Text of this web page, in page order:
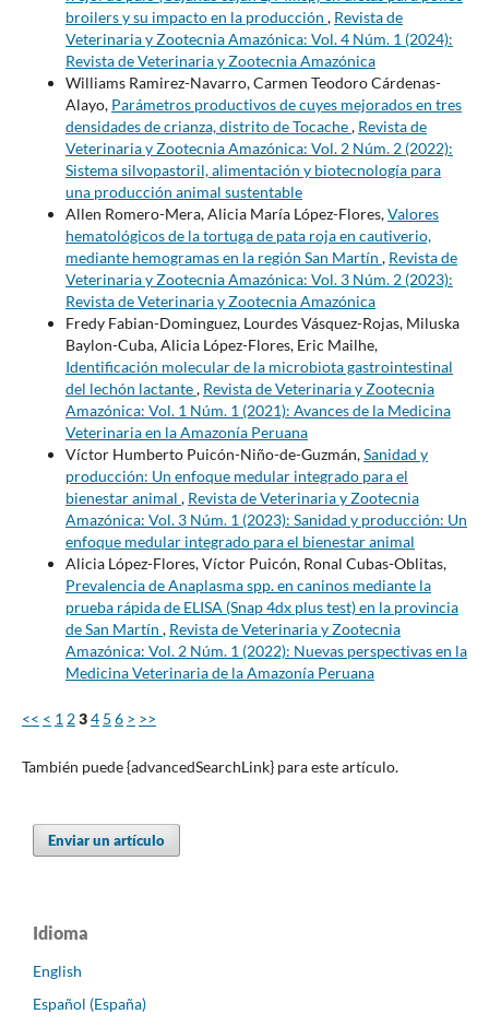
broilers y su impacto en la producción , Revista de
Veterinaria y Zootecnia Amazónica: Vol. 4 Núm. 1 (2024):
Revista de Veterinaria y Zootecnia Amazónica
Williams Ramirez-Navarro, Carmen Teodoro Cárdenas-
Alayo, Parámetros productivos de cuyes mejorados en tres
densidades de crianza, distrito de Tocache, Revista de
Veterinaria y Zootecnia Amazónica: Vol. 2 Núm. 2 (2022):
Sistema silvopastoril, alimentación y biotecnología para
una producción animal sustentable
Allen Romero-Mera, Alicia María López-Flores,Valores
hematológicos de la tortuga de pata roja en cautiverio,
mediante hemogramas en la región San Martín , Revista de
Veterinaria y Zootecnia Amazónica: Vol. 3 Núm. 2 (2023):
Revista de Veterinaria y Zootecnia Amazónica
Fredy Fabian-Dominguez, Lourdes Vásquez-Rojas, Miluska
Baylon-Cuba, Alicia López-Flores, Eric Mailhe,
Identificación molecular de la microbiota gastrointestinal
del lechón lactante, Revista de Veterinaria y Zootecnia
Amazónica: Vol. 1 Núm. 1 (2021): Avances de la Medicina
Veterinaria en la Amazonía Peruana
Víctor Humberto Puicón-Niño-de-Guzmán,Sanidad y
producción: Un enfoque medular integrado para el
bienestar animal , Revista de Veterinaria y Zootecnia
Amazónica: Vol. 3 Núm. 1 (2023): Sanidad y producción: Un
enfoque medular integrado para el bienestar animal
Alicia López-Flores, Víctor Puicón, Ronal Cubas-Oblitas,
Prevalencia de Anaplasma spp. en caninos mediante la
prueba rápida de ELISA (Snap 4dx plus test) en la provincia
de San Martín , Revista de Veterinaria y Zootecnia
Amazónica: Vol. 2 Núm. 1 (2022): Nuevas perspectivas en la
Medicina Veterinaria de la Amazonía Peruana
<< < 1 234 5 6 > >>
También puede {advancedSearchLink} para este artículo.
Enviar un artículo
Idioma
English
Español (España)